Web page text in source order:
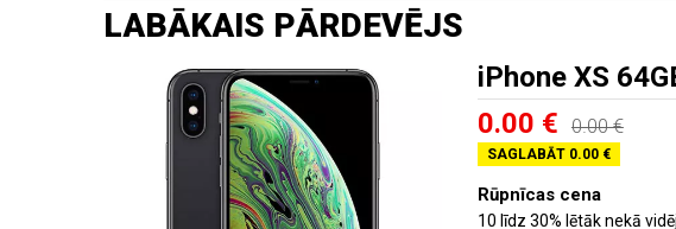
LABĀKAIS PĀRDEVĒJS
iPhone XS
0.00 € 0.00 €
SAGLABĀT 0.00 €
Rūpnīcas cena
10 līdz 30% lētāk nekā